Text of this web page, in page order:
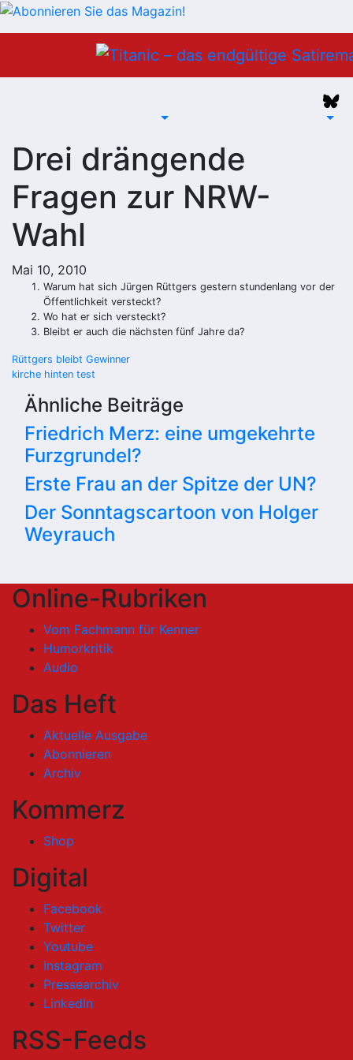
Drei drängende
Fragen zur NRW-
Wahl
Mai 10, 2010
Warum hat sich Jürgen Rüttgers gestern stundenlang vor der
Öffentlichkeit versteckt?
Wo hat er sich versteckt?
Bleibt er auch die nächsten fünf Jahre da?
Beitragsnavigation
Rüttgers bleibt Gewinner
kirche hinten test
Ähnliche Beiträge
Friedrich Merz: eine umgekehrte
Furzgrundel?
Erste Frau an der Spitze der UN?
Der Sonntagscartoon von Holger
Weyrauch
Online-Rubriken
Vom Fachmann für Kenner
Humorkritik
Audio
Das Heft
Aktuelle Ausgabe
Abonnieren
Archiv
Kommerz
Shop
Digital
Facebook
Twitter
Youtube
Instagram
Pressearchiv
LinkedIn
RSS-Feeds